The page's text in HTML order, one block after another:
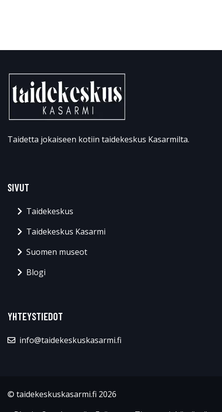
Taidetta jokaiseen kotiin taidekeskus Kasarmilta.
SIVUT
Taidekeskus
Taidekeskus Kasarmi
Suomen museot
Blogi
YHTEYSTIEDOT
info@taidekeskuskasarmi.fi
© taidekeskuskasarmi.fi 2026